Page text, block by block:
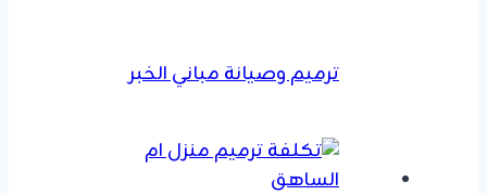
ترميم وصيانة مباني الخبر